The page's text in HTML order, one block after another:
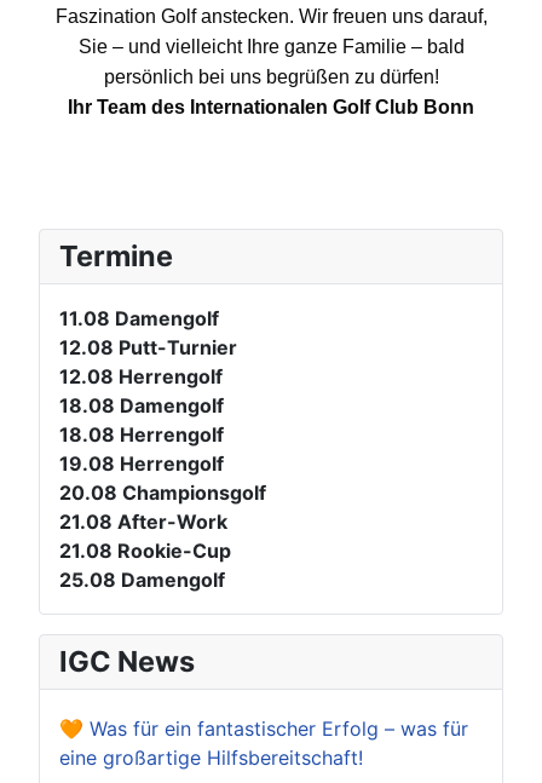
Faszination Golf anstecken. Wir freuen uns darauf,
Sie – und vielleicht Ihre ganze Familie – bald
persönlich bei uns begrüßen zu dürfen!
Ihr Team des Internationalen Golf Club Bonn
Termine
11.08 Damengolf
12.08 Putt-Turnier
12.08 Herrengolf
18.08 Damengolf
18.08 Herrengolf
19.08 Herrengolf
20.08 Championsgolf
21.08 After-Work
21.08 Rookie-Cup
25.08 Damengolf
IGC News
🧡 Was für ein fantastischer Erfolg – was für
eine großartige Hilfsbereitschaft!